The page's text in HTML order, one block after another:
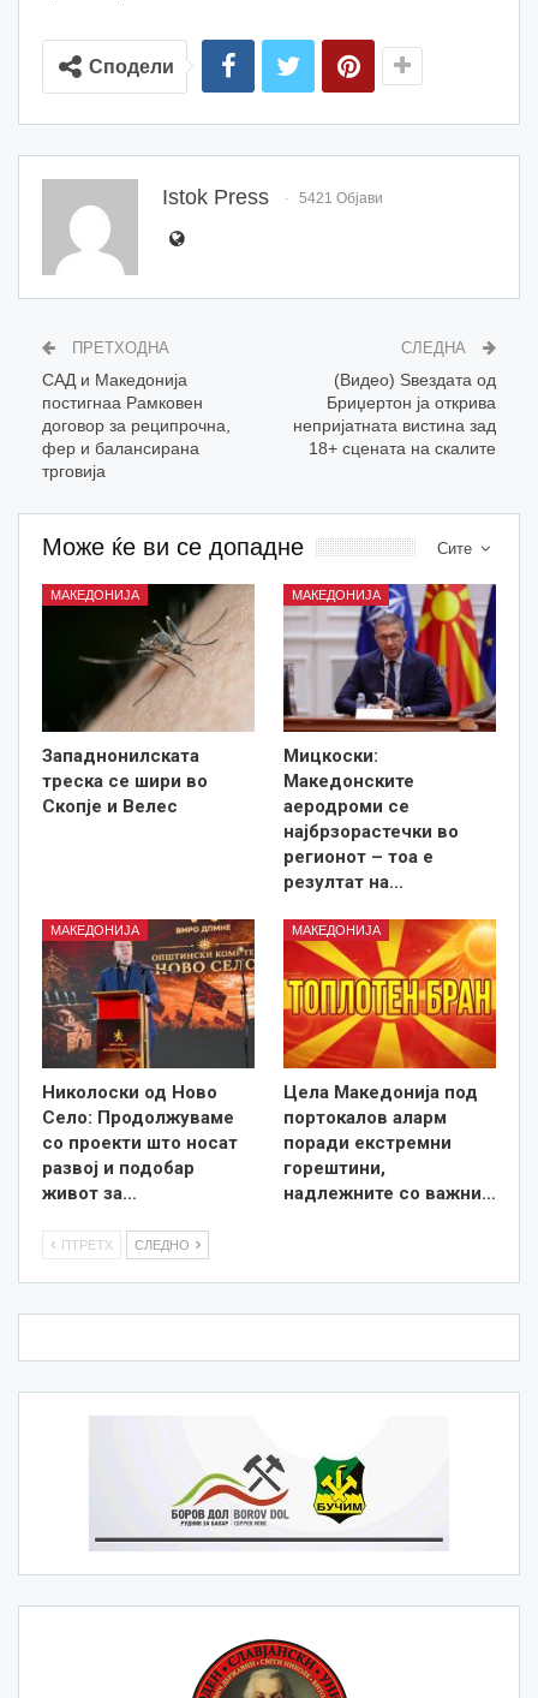
Сподели
Istok Press 5421 Објави
ПРЕТХОДНА
САД и Македонија
постигнаа Рамковен
договор за реципрочна,
фер и балансирана
трговија
СЛЕДНА
(Видео) Ѕвездата од
Бриџертон ја открива
непријатната вистина зад
18+ сцената на скалите
Сите
Може ќе ви се допадне
МАКЕДОНИЈА
Западнонилската
треска се шири во
Скопје и Велес
МАКЕДОНИЈА
Мицкоски:
Македонските
аеродроми се
најбрзорастечки во
регионот – тоа е
резултат на…
МАКЕДОНИЈА
Николоски од Ново
Село: Продолжуваме
со проекти што носат
развој и подобар
живот за…
МАКЕДОНИЈА
Цела Македонија под
портокалов аларм
поради екстремни
горештини,
надлежните со важни…
ПТРЕТХ СЛЕДНО